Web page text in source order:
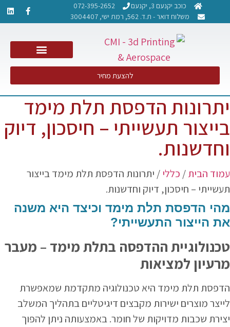
כוכב יקנעם 3, יקנעם
072-395-2652
משלוח דואר - ת.ד. 562, רמת ישי, 3004407​
להצעת מחיר
יתרונות הדפסת תלת מימד
בייצור תעשייתי – חיסכון, דיוק
וחדשנות.
עמוד הבית/ כללי/ יתרונות הדפסת תלת מימד בייצור
תעשייתי – חיסכון, דיוק וחדשנות.
מהי הדפסת תלת מימד וכיצד היא משנה
את הייצור התעשייתי?
טכנולוגיית ההדפסה בתלת מימד – מעבר
מרעיון למציאות
הדפסת תלת מימד היא טכנולוגיה מתקדמת שמאפשרת
לייצר מוצרים ישירות מקבצים דיגיטליים בתהליך המשלב
יצירת שכבות מדויקות של חומר. באמצעותה ניתן להפוך